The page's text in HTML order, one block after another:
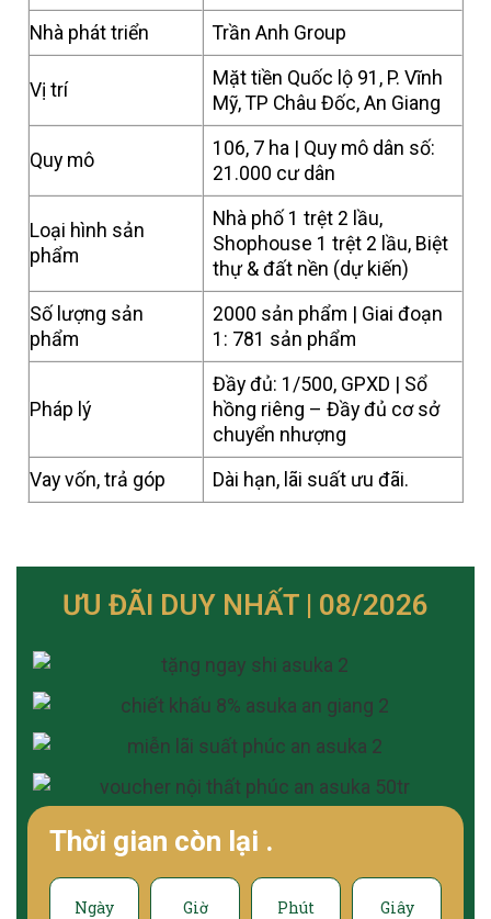
Nhà phát triển
Trần Anh Group
Vị trí
Mặt tiền Quốc lộ 91, P. Vĩnh
Mỹ, TP Châu Đốc, An Giang
Quy mô
106, 7 ha | Quy mô dân số:
21.000 cư dân
Loại hình sản
phẩm
Nhà phố 1 trệt 2 lầu,
Shophouse 1 trệt 2 lầu, Biệt
thự & đất nền (dự kiến)
Số lượng sản
phẩm
2000 sản phẩm | Giai đoạn
1: 781 sản phẩm
Pháp lý
Đầy đủ: 1/500, GPXD | Sổ
hồng riêng – Đầy đủ cơ sở
chuyển nhượng
Vay vốn, trả góp
Dài hạn, lãi suất ưu đãi.
ƯU ĐÃI DUY NHẤT | 08/2026
Thời gian còn lại .
Ngày Giờ Phút Giây